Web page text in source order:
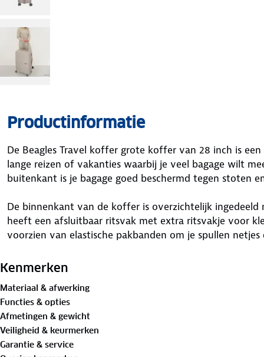
Productinformatie
De Beagles Travel koffer grote koffer van 28 inch is
lange reizen of vakanties waarbij je veel bagage wilt
buitenkant is je bagage goed beschermd tegen stoten
De binnenkant van de koffer is overzichtelijk
heeft een afsluitbaar ritsvak met extra ritsvakje voor
voorzien van elastische pakbanden om je spullen
voor optimaal gebruiksgemak.
Met zijn royale inhoud is deze grote koffer perfect voor
Afmetingen:75 cm hoogte x 49 cm breedte x 29 cm
Kenmerken:
Kenmerken
Materiaal & afwerking
Functies & opties
Afmetingen & gewicht
Veiligheid & keurmerken
Garantie & service